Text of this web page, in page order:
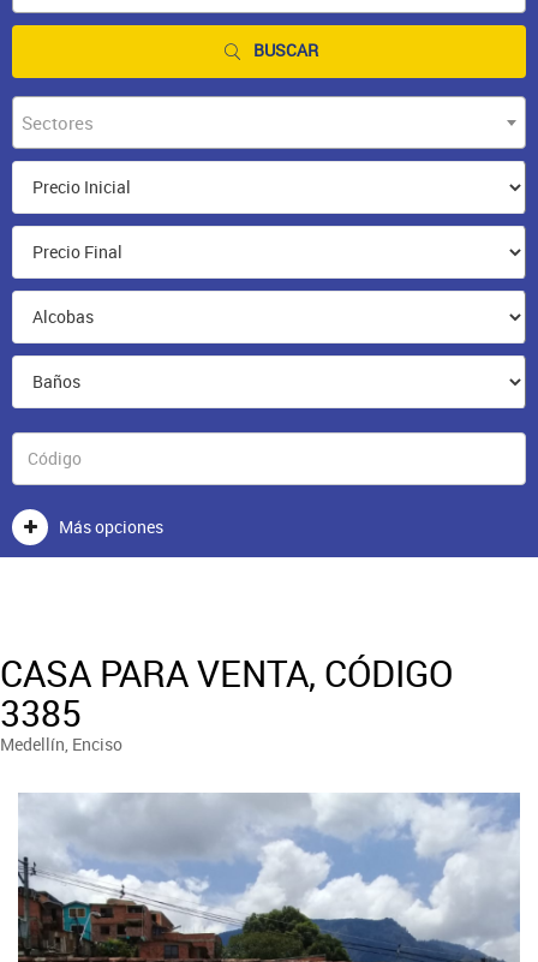
BUSCAR
Sectores
Más opciones
CASA PARA VENTA, CÓDIGO
3385
Medellín, Enciso